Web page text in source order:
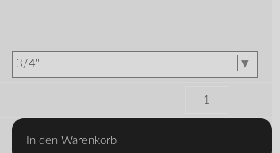
In den Warenkorb